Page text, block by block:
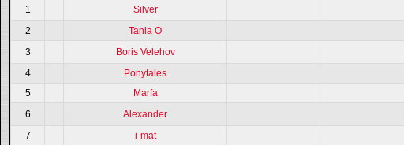
1 Silver
2
Tania O
3
Boris Velehov
4
Ponytales
5
Marfa
6
Alexander
7
i-mat